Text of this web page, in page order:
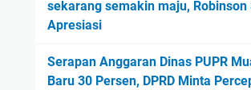
sekarang semakin maju, Robinson
Apresiasi
Serapan Anggaran Dinas PUPR
Baru 30 Persen, DPRD Minta